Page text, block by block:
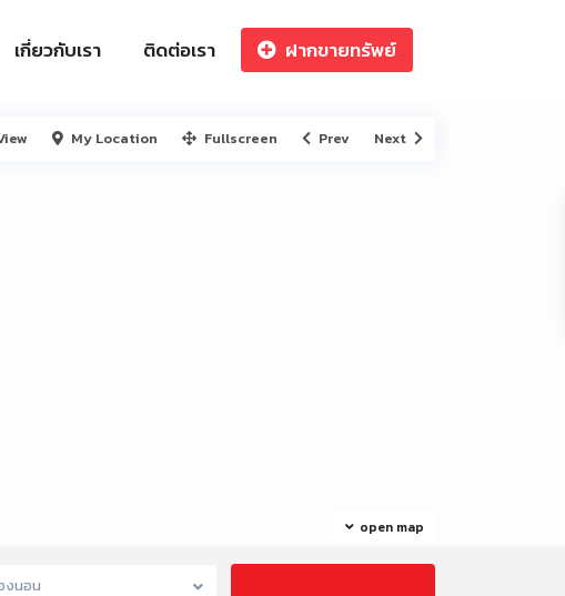
เกี่ยวกับเรา ติดต่อเรา ฝากขายทรัพย์
open map
My Location Fullscreen Prev Next
งนอน